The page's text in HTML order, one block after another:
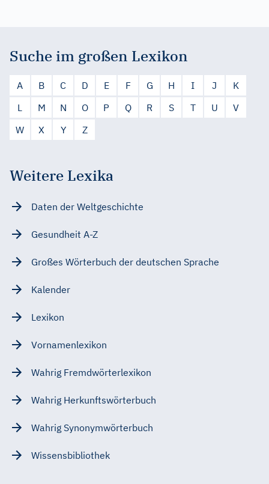
Suche im großen Lexikon
A B C D E F G H I J
K
L
M N O P Q R S T U
V
W
X Y Z
Weitere Lexika
Daten der Weltgeschichte
Gesundheit A-Z
Großes Wörterbuch der deutschen Sprache
Kalender
Lexikon
Vornamenlexikon
Wahrig Fremdwörterlexikon
Wahrig Herkunftswörterbuch
Wahrig Synonymwörterbuch
Wissensbibliothek